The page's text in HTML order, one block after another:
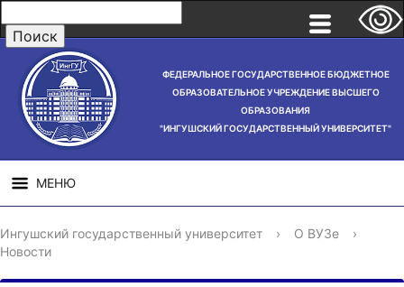
ФЕДЕРАЛЬНОЕ ГОСУДАРСТВЕННОЕ БЮДЖЕТНОЕ
ОБРАЗОВАТЕЛЬНОЕ УЧРЕЖДЕНИЕ ВЫСШЕГО
ОБРАЗОВАНИЯ
"ИНГУШСКИЙ ГОСУДАРСТВЕННЫЙ УНИВЕРСИТЕТ"
МЕНЮ
СВЕДЕНИЯ ОБ
ОБРАЗОВАТЕЛЬНОЙ
НАУЧНАЯ
ДЕЯТЕЛЬНОСТЬ
Ингушский государственный университет › О ВУЗе
›
Новости